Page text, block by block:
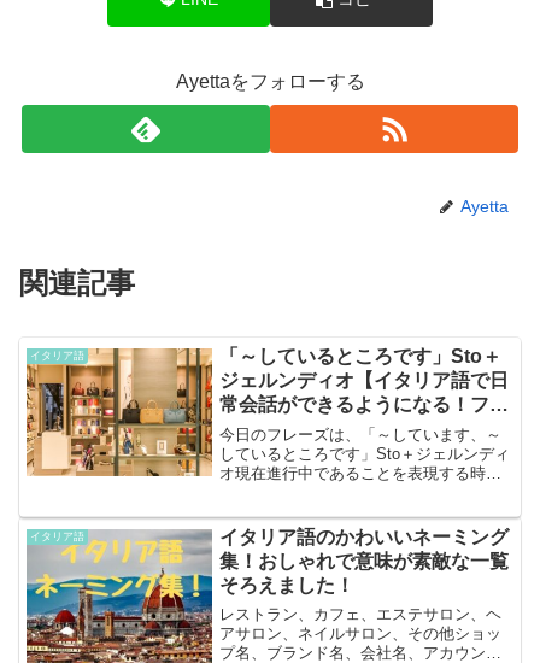
Ayettaをフォローする
Ayetta
関連記事
イタリア語
「～しているところです」Sto＋
ジェルンディオ【イタリア語で日
常会話ができるようになる！フレ
ーズ学習】
今日のフレーズは、「～しています、～
しているところです」Sto＋ジェルンディ
オ現在進行中であることを表現する時に
行や日常生活で使えるフレーズなので、
ぜひ覚えて使ってみてく...
イタリア語
イタリア語のかわいいネーミング
集！おしゃれで意味が素敵な一覧
そろえました！
レストラン、カフェ、エステサロン、ヘ
アサロン、ネイルサロン、その他ショッ
プ名、ブランド名、会社名、アカウント